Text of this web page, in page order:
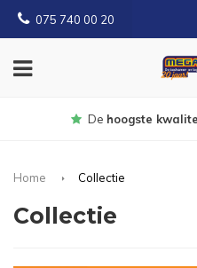
075 740 00 20
Gratis
Home Collectie
Collectie